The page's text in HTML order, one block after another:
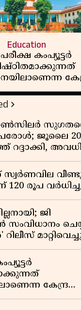
Education
പരീക്ഷ കംപ്യൂട്ടർ
ജൂലൈ
റദ്ദാക്കി, അവധി
120 രൂപ
ജി
സംവിധാനം
കേന്ദ്ര